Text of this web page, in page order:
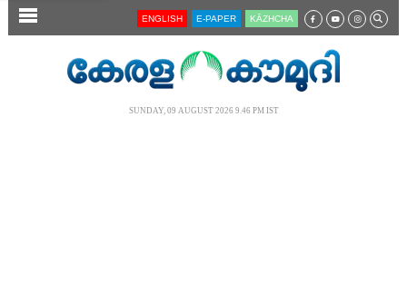
SECTIONS ENGLISH E-PAPER KĀZHCHA
SUNDAY, 09 AUGUST 2026 9.46 PM IST